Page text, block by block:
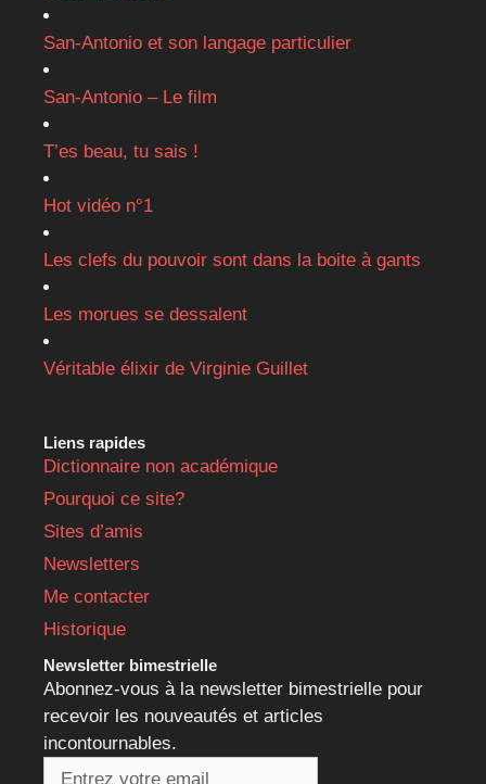
San-Antonio et son langage particulier
San-Antonio – Le film
T’es beau, tu sais !
Hot vidéo n°1
Les clefs du pouvoir sont dans la boite à gants
Les morues se dessalent
Véritable élixir de Virginie Guillet
Liens rapides
Dictionnaire non académique
Pourquoi ce site?
Sites d’amis
Newsletters
Me contacter
Historique
Newsletter bimestrielle
Abonnez-vous à la newsletter bimestrielle pour
recevoir les nouveautés et articles
incontournables.